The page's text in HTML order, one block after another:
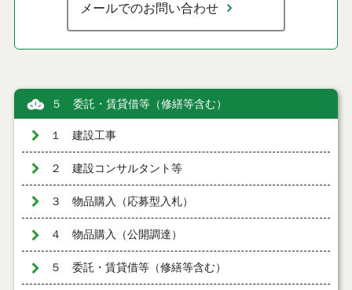
メールでのお問い合わせ
５ 委託・賃貸借等（修繕等含む）
１ 建設工事
２ 建設コンサルタント等
３ 物品購入（応募型入札）
４ 物品購入（公開調達）
５ 委託・賃貸借等（修繕等含む）